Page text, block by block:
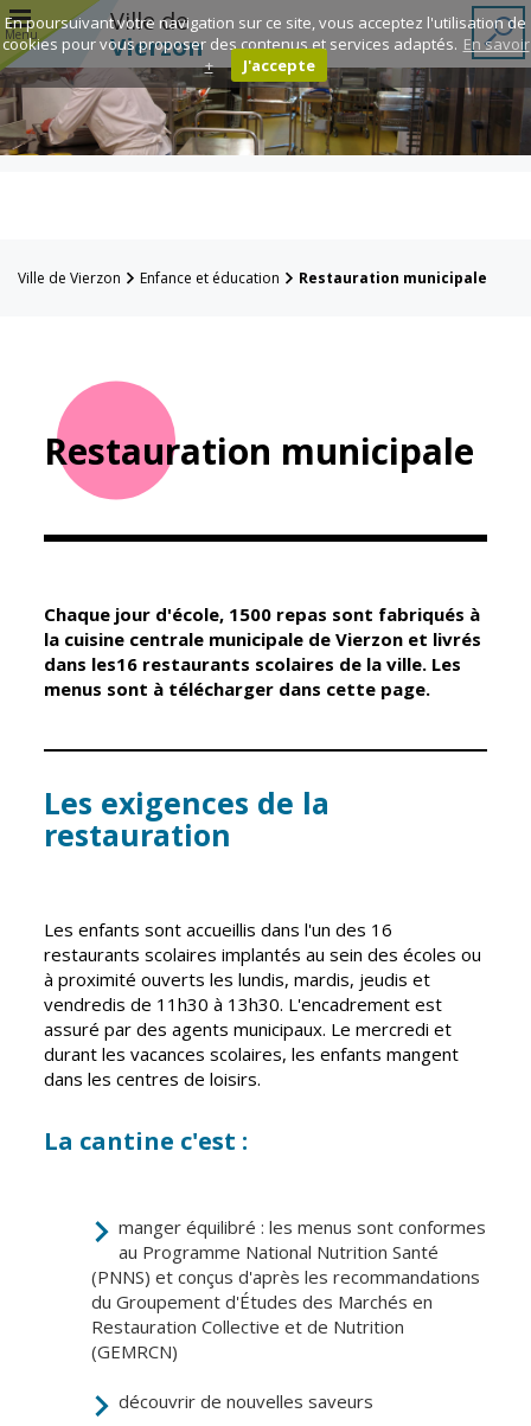
Menu
Ville de
Vierzon
Annuaire des
associations
Mairie
Élus
Conseil
Municipal
Services de la
publics
Cimetières
État civil
Élections
Jumelages
Publication des
administratifs
Actualités
Agenda
Fil de l'info
Guichet unique
Petite enfance
Relais petite
enfance
Multi-accueil
Scolarité
et après classe
Réussite
éducative et
inclusion
Inscriptions
Centres de
loisirs
Espace jeunes
Point
Ville de Vierzon Enfance et éducation Restauration municipale
Restauration municipale
Chaque jour d'école, 1500 repas sont fabriqués à
la cuisine centrale municipale de Vierzon et livrés
dans les16 restaurants scolaires de la ville. Les
menus sont à télécharger dans cette page.
Les exigences de la
restauration
Les enfants sont accueillis dans l'un des 16
restaurants scolaires implantés au sein des écoles ou
à proximité ouverts les lundis, mardis, jeudis et
vendredis de 11h30 à 13h30. L'encadrement est
assuré par des agents municipaux. Le mercredi et
durant les vacances scolaires, les enfants mangent
dans les centres de loisirs.
La cantine c'est :
manger équilibré : les menus sont conformes
au Programme National Nutrition Santé
(PNNS) et conçus d'après les recommandations
du Groupement d'Études des Marchés en
Restauration Collective et de Nutrition
(GEMRCN)
découvrir de nouvelles saveurs
En poursuivant votre navigation sur ce site, vous acceptez l'utilisation de
cookies pour vous proposer des contenus et services adaptés. En savoir
+
J'accepte